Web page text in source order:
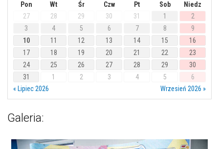
Pon Wt Śr Czw Pt Sob
Niedz
27
28 29 30 31 1
2
3
4 5 6 7 8
9
10
11 12 13 14 15
16
17
18 19 20 21 22
23
24
25 26 27 28 29
30
31
1 2 3 4 5
6
« Lipiec 2026
Wrzesień 2026 »
Galeria: